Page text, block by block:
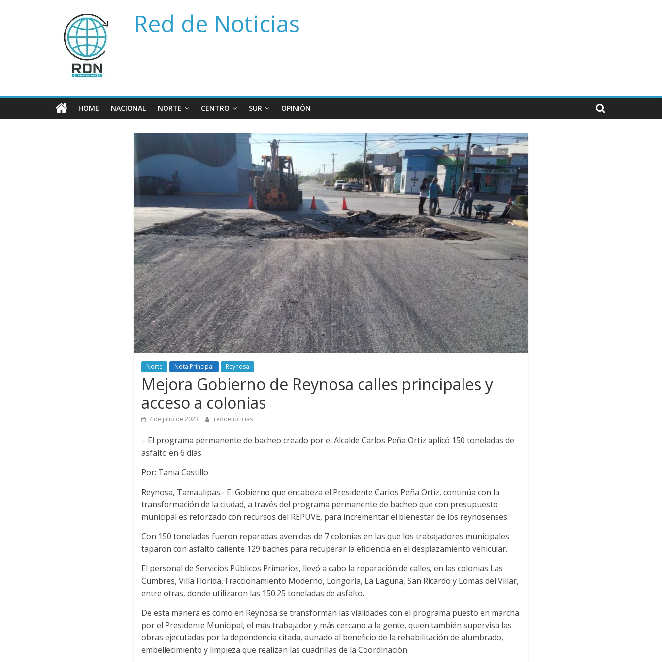
Red de Noticias
HOME NACIONAL NORTE CENTRO SUR OPINIÓN
Norte Nota Principal Reynosa
Mejora Gobierno de Reynosa calles principales y
acceso a colonias
7 de julio de 2023 reddenoticias
– El programa permanente de bacheo creado por el Alcalde Carlos Peña Ortiz aplicó 150 toneladas de
asfalto en 6 días.
Por: Tania Castillo
Reynosa, Tamaulipas.- El Gobierno que encabeza el Presidente Carlos Peña Ortiz, continúa con la
transformación de la ciudad, a través del programa permanente de bacheo que con presupuesto
municipal es reforzado con recursos del REPUVE, para incrementar el bienestar de los reynosenses.
Con 150 toneladas fueron reparadas avenidas de 7 colonias en las que los trabajadores municipales
taparon con asfalto caliente 129 baches para recuperar la eficiencia en el desplazamiento vehicular.
El personal de Servicios Públicos Primarios, llevó a cabo la reparación de calles, en las colonias Las
Cumbres, Villa Florida, Fraccionamiento Moderno, Longoria, La Laguna, San Ricardo y Lomas del Villar,
entre otras, donde utilizaron las 150.25 toneladas de asfalto.
De esta manera es como en Reynosa se transforman las vialidades con el programa puesto en marcha
por el Presidente Municipal, el más trabajador y más cercano a la gente, quien también supervisa las
obras ejecutadas por la dependencia citada, aunado al beneficio de la rehabilitación de alumbrado,
embellecimiento y limpieza que realizan las cuadrillas de la Coordinación.